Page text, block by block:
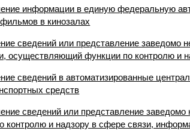
информации в единую федеральную
в кинозалах
сведений или представление заведомо
осуществляющий функции по контролю и
сведений в автоматизированные
средств
сведений или представление заведомо
и надзору в сфере связи,